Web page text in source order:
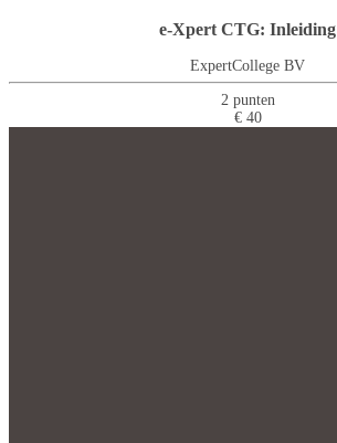
e-Xpert CTG: Inleiding
ExpertCollege BV
2 punten
€ 40